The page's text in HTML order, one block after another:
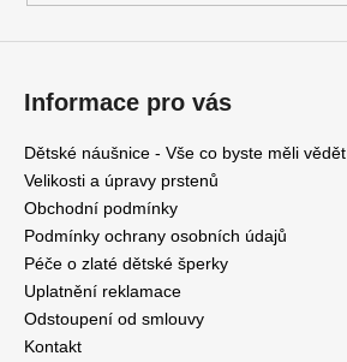
Informace pro vás
Dětské náušnice - Vše co byste měli vědět
Velikosti a úpravy prstenů
Obchodní podmínky
Podmínky ochrany osobních údajů
Péče o zlaté dětské šperky
Uplatnění reklamace
Odstoupení od smlouvy
Kontakt